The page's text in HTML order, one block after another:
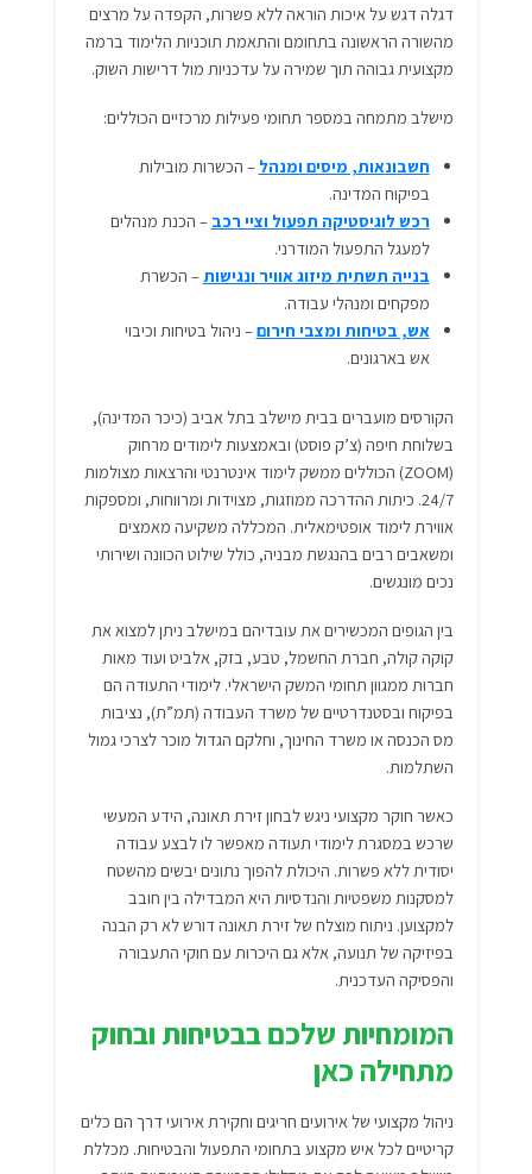
דגלה דגש על איכות הוראה ללא פשרות, הקפדה על מרצים
מהשורה הראשונה בתחומם והתאמת תוכניות הלימוד ברמה
מקצועית גבוהה תוך שמירה על עדכניות מול דרישות השוק.
מישלב מתמחה במספר תחומי פעילות מרכזיים הכוללים:
חשבונאות, מיסים ומנהל – הכשרות מובילות
בפיקוח המדינה.
רכש לוגיסטיקה תפעול וציי רכב – הכנת מנהלים
למעגל התפעול המודרני.
בנייה תשתית מיזוג אוויר ונגישות– הכשרת
מפקחים ומנהלי עבודה.
אש, בטיחות ומצבי חירום– ניהול בטיחות וכיבוי
אש בארגונים.
הקורסים מועברים בבית מישלב בתל אביב (כיכר המדינה),
בשלוחת חיפה (צ’ק פוסט) ובאמצעות לימודים מרחוק
(ZOOM) הכוללים ממשק לימוד אינטרנטי והרצאות מצולמות
24/7. כיתות ההדרכה ממוזגות, מצוידות ומרווחות, ומספקות
אווירת לימוד אופטימאלית. המכללה משקיעה מאמצים
ומשאבים רבים בהנגשת מבניה, כולל שילוט הכוונה ושירותי
נכים מונגשים.
בין הגופים המכשירים את עובדיהם במישלב ניתן למצוא את
קוקה קולה, חברת החשמל, טבע, בזק, אלביט ועוד מאות
חברות ממגוון תחומי המשק הישראלי. לימודי התעודה הם
בפיקוח ובסטנדרטיים של משרד העבודה (תמ”ת), נציבות
מס הכנסה או משרד החינוך, וחלקם הגדול מוכר לצרכי גמול
השתלמות.
כאשר חוקר מקצועי ניגש לבחון זירת תאונה, הידע המעשי
שרכש במסגרת לימודי תעודה מאפשר לו לבצע עבודה
יסודית ללא פשרות. היכולת להפוך נתונים יבשים מהשטח
למסקנות משפטיות והנדסיות היא המבדילה בין חובב
למקצוען. ניתוח מוצלח של זירת תאונה דורש לא רק הבנה
בפיזיקה של תנועה, אלא גם היכרות עם חוקי התעבורה
והפסיקה העדכנית.
המומחיות שלכם בבטיחות ובחוק
מתחילה כאן
ניהול מקצועי של אירועים חריגים וחקירת אירועי דרך הם כלים
קריטיים לכל איש מקצוע בתחומי התפעול והבטיחות. מכללת